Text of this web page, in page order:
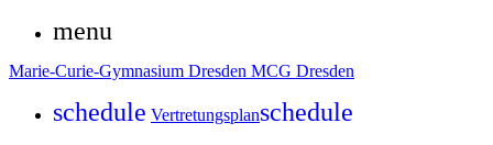
menu
Marie-Curie-Gymnasium Dresden MCG Dresden
schedule Vertretungsplanschedule